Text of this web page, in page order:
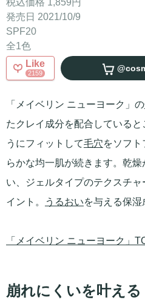
税込価格 1,859円
発売日 2021/10/9
SPF20
全1色
Like
2159
「メイベリン ニューヨーク」の
たクレイ成分を配合している
うにフィットして毛穴をソフ
らかな均一肌が続きます。乾
い、ジェルタイプのテクスチ
イント。
うるおいを与える保湿
「メイベリン ニューヨーク」
崩れにくいを叶える